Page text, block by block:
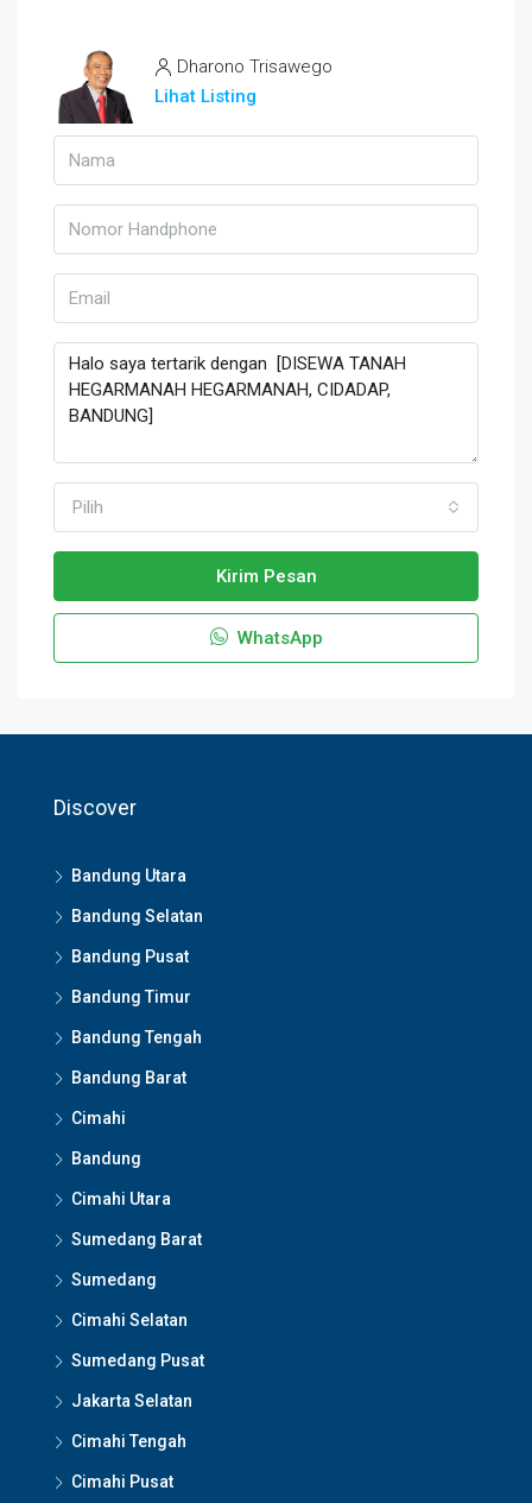
Dharono Trisawego
Lihat Listing
Pilih
Kirim Pesan
WhatsApp
Discover
Bandung Utara
Bandung Selatan
Bandung Pusat
Bandung Timur
Bandung Tengah
Bandung Barat
Cimahi
Bandung
Cimahi Utara
Sumedang Barat
Sumedang
Cimahi Selatan
Sumedang Pusat
Jakarta Selatan
Cimahi Tengah
Cimahi Pusat